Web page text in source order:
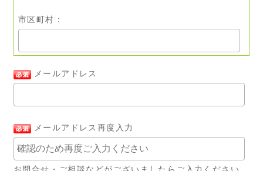
市区町村：
メールアドレス
メールアドレス再度入力